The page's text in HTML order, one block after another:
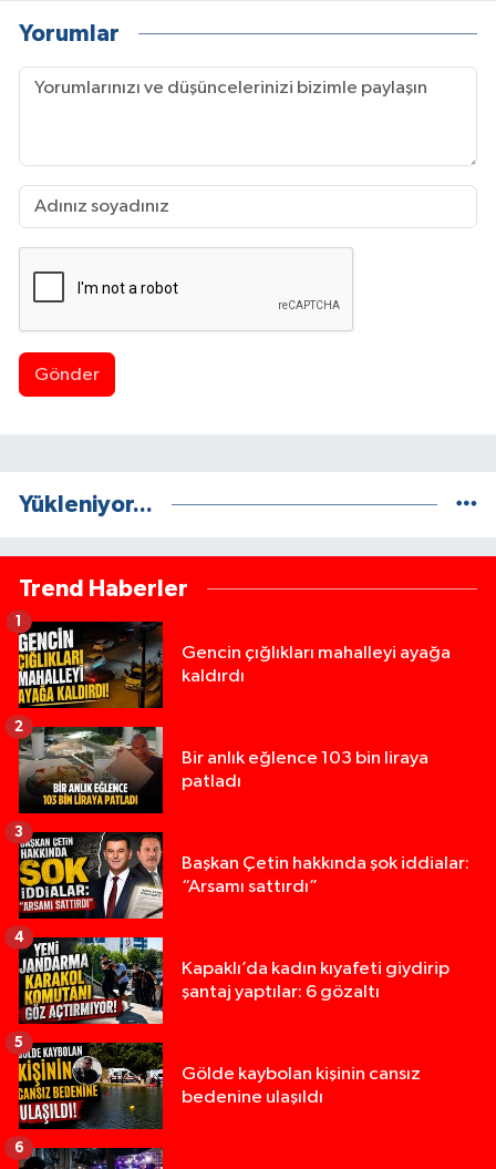
Yorumlar
Gönder
Yükleniyor...
Trend Haberler
Gencin çığlıkları mahalleyi ayağa
kaldırdı
1
Bir anlık eğlence 103 bin liraya
patladı
2
Başkan Çetin hakkında şok iddialar:
“Arsamı sattırdı”
3
Kapaklı’da kadın kıyafeti giydirip
şantaj yaptılar: 6 gözaltı
4
Gölde kaybolan kişinin cansız
bedenine ulaşıldı
5
6